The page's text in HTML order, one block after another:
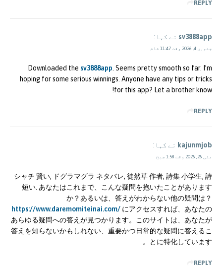
REPLY
sv3888app نے کہا:
جنوری 4, 2026 وقت 11:47 شام
Downloaded the sv3888app . Seems pretty smooth so far. I’m
hoping for some serious winnings. Anyone have any tips or tricks
for this app? Let a brother know!
REPLY
kajunmjob نے کہا:
مئی 26, 2026 وقت 1:58 صبح
シャチ 賢い, ドグラマグラ ネタバレ, 徒然草 作者, 詩集 小学生, 詩
短い. あなたはこれまで、こんな疑問を抱いたことがあります
か？あるいは、答えがわからない他の疑問は？
https://www.daremomiteinai.com/ にアクセスすれば、あなたの
あらゆる疑問への答えが見つかります。このサイトは、あなたが
答えを知らないかもしれない、重要かつ日常的な疑問に答えるこ
とに特化しています。
REPLY